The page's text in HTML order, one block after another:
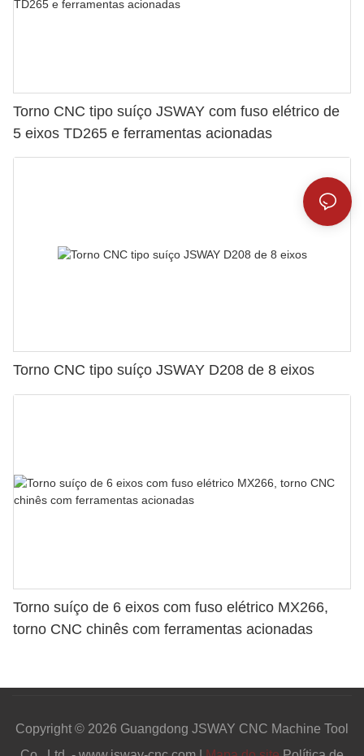
Torno CNC tipo suíço JSWAY com fuso elétrico de
5 eixos TD265 e ferramentas acionadas
Torno CNC tipo suíço JSWAY D208 de 8 eixos
Torno suíço de 6 eixos com fuso elétrico MX266,
torno CNC chinês com ferramentas acionadas
Copyright © 2026 Guangdong JSWAY CNC Machine Tool